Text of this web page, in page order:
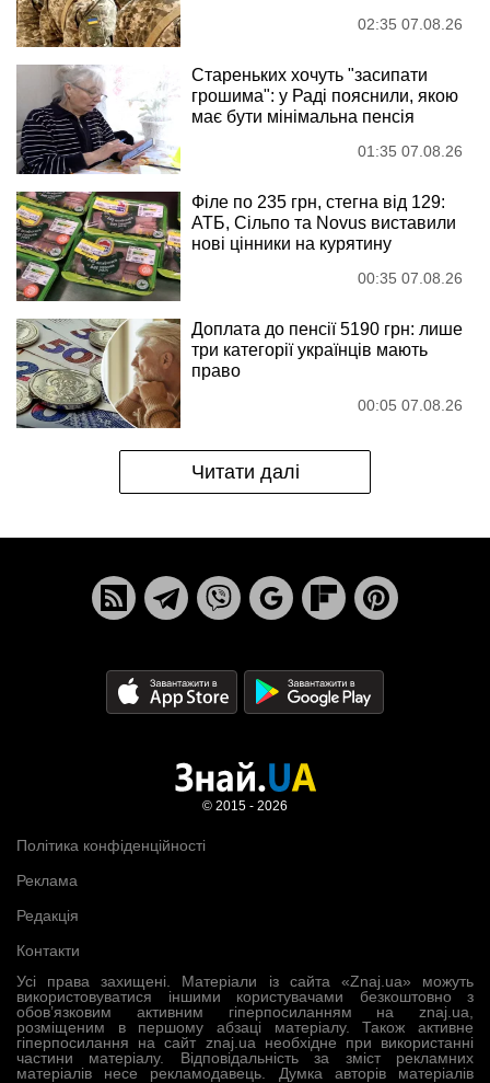
02:35 07.08.26
Стареньких хочуть "засипати
грошима": у Раді пояснили, якою
має бути мінімальна пенсія
01:35 07.08.26
Філе по 235 грн, стегна від 129:
АТБ, Сільпо та Novus виставили
нові цінники на курятину
00:35 07.08.26
Доплата до пенсії 5190 грн: лише
три категорії українців мають
право
00:05 07.08.26
Читати далі
Усі права захищені. Матеріали із сайта «Znaj.ua» можуть
використовуватися іншими користувачами безкоштовно з
обов’язковим активним гіперпосиланням на znaj.ua,
розміщеним в першому абзаці матеріалу. Також активне
гіперпосилання на сайт znaj.ua необхідне при використанні
частини матеріалу. Відповідальність за зміст рекламних
матеріалів несе рекламодавець. Думка авторів матеріалів
Політика конфіденційності
Реклама
Редакція
Контакти
© 2015 - 2026